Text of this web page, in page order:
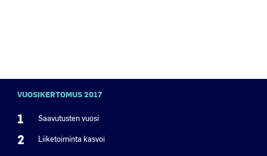
VUOSIKERTOMUS 2017
1 Saavutusten vuosi
2 Liiketoiminta kasvoi